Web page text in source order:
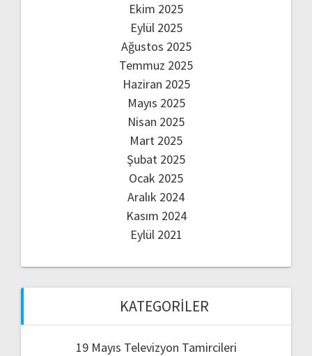
Ekim 2025
Eylül 2025
Ağustos 2025
Temmuz 2025
Haziran 2025
Mayıs 2025
Nisan 2025
Mart 2025
Şubat 2025
Ocak 2025
Aralık 2024
Kasım 2024
Eylül 2021
KATEGORILER
19 Mayıs Televizyon Tamircileri